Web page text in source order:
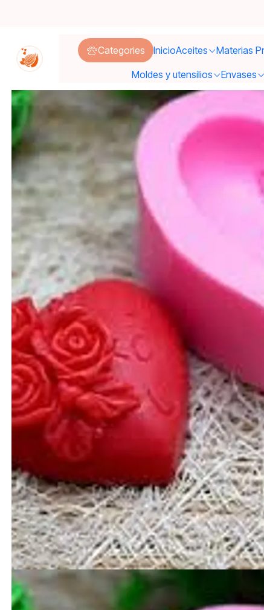
Categories InicioAceites Materias
Moldes y utensilios
Envases